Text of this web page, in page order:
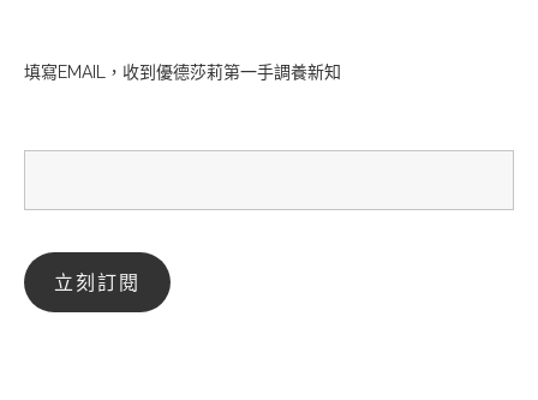
填寫EMAIL，收到優德莎莉第一手調養新知